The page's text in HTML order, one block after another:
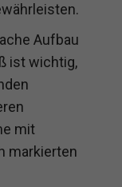
Aufbau
ist wichtig,
mit
markierten